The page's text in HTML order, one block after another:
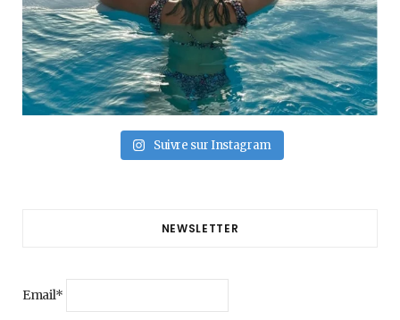
Suivre sur Instagram
NEWSLETTER
Email*